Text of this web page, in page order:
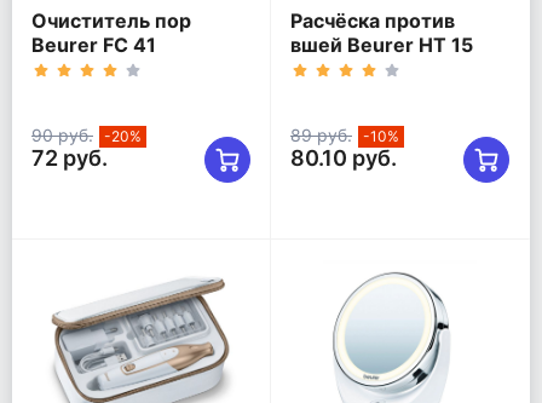
Очиститель пор
Beurer FC 41
90 руб. -20%
72 руб.
Расчёска против
вшей Beurer HT 15
89 руб. -10%
80.10 руб.